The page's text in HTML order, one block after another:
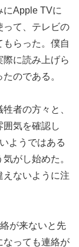
にApple TVに
って、テレビの
らった。僕自
に読み上げら
のである。
者の方々と、
気を確認し
ようではある
がし始めた。
えないように注
が来ないと先
なっても連絡が